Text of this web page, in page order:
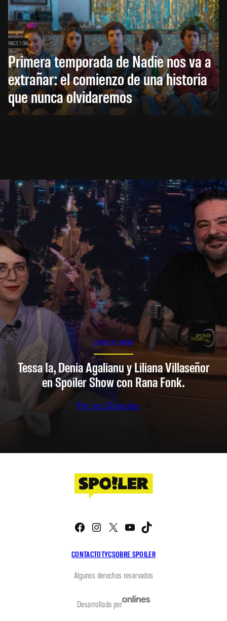
HACE 1 DÍA
Primera temporada de Nadie nos va a
extrañar: el comienzo de una historia
que nunca olvidaremos
SPOILER SHOW
Tessa Ia, Denia Agalianu y Liliana Villaseñor
en Spoiler Show con Rana Fonk.
Ver en Youtube
CONTACTOTYCSOBRE SPOILER
Facebook
Instagram
X YouTube
Algunos derechos reservados
Desarrollado por